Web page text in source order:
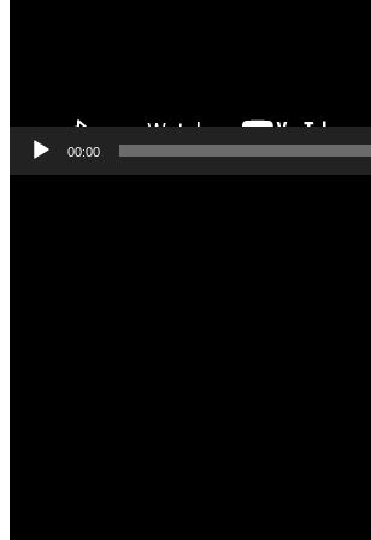
00:00